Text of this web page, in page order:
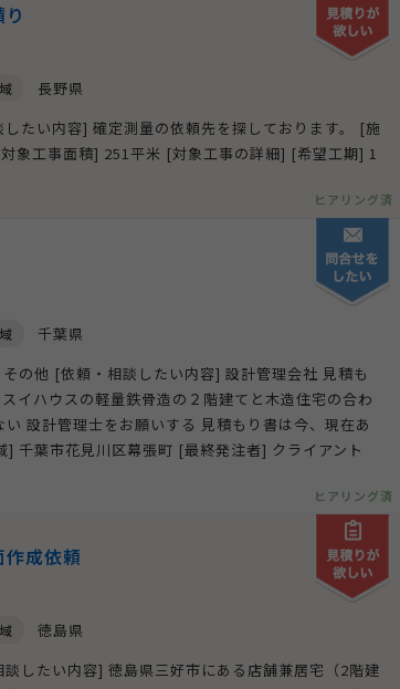
長野県
たい内容] 確定測量の依頼先を探しております。 [施
象工事面積] 251平米 [対象工事の詳細] [希望工期] 1
ヒアリング済
千葉県
の他 [依頼・相談したい内容] 設計管理会社 見積も
イハウスの軽量鉄骨造の２階建てと木造住宅の合わ
設計管理士をお願いする 見積もり書は今、現在あ
千葉市花見川区幕張町 [最終発注者] クライアント
ヒアリング済
作成依頼
徳島県
したい内容] 徳島県三好市にある店舗兼居宅（2階建